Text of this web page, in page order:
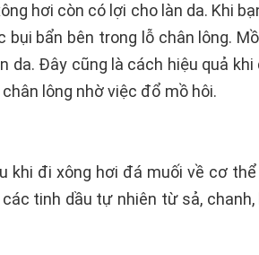
hơi còn có lợi cho làn da. Khi
bẩn bên trong lỗ chân lông.
da. Đây cũng là cách hiệu quả
lông nhờ việc đổ mồ hôi.
khi đi xông hơi đá muối về cơ
tinh dầu tự nhiên từ sả,